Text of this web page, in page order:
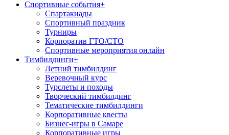
Спортивные события+
Спартакиады
Спортивный праздник
Турниры
Корпоратив ГТО/СТО
Спортивные мероприятия онлайн
Тимбилдинги+
Летний тимбилдинг
Веревочный курс
Турслеты и походы
Творческий тимбилдинг
Тематические тимбилдинги
Корпоративные квесты
Бизнес-игры в Самаре
Корпоративные игры